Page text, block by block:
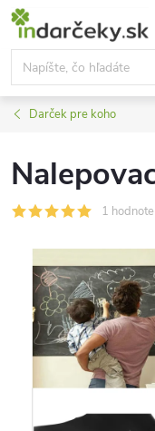
Prejsť
obsah
Darček pre koho
1